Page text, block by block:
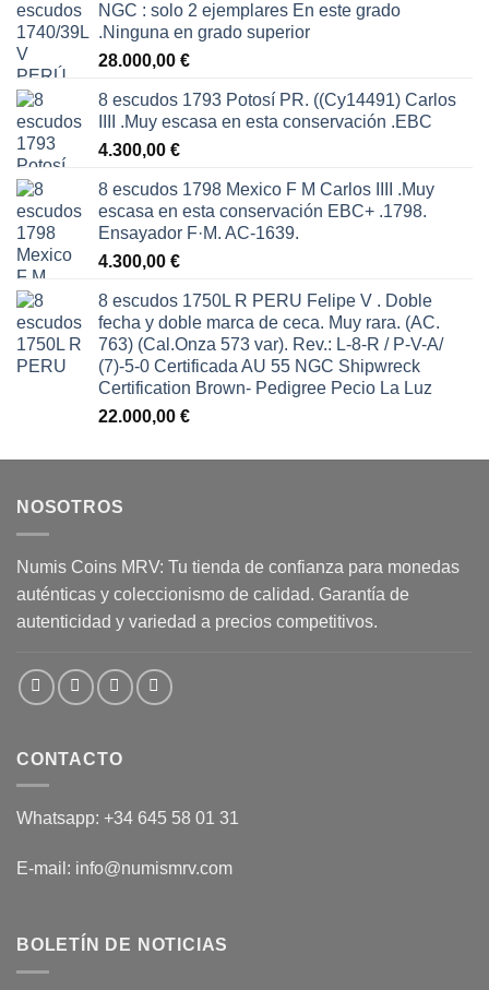
NGC : solo 2 ejemplares En este grado
.Ninguna en grado superior
28.000,00 €
8 escudos 1793 Potosí PR. ((Cy14491) Carlos
IIII .Muy escasa en esta conservación .EBC
4.300,00 €
8 escudos 1798 Mexico F M Carlos IIII .Muy
escasa en esta conservación EBC+ .1798.
Ensayador F·M. AC-1639.
4.300,00 €
8 escudos 1750L R PERU Felipe V . Doble
fecha y doble marca de ceca. Muy rara. (AC.
763) (Cal.Onza 573 var). Rev.: L-8-R / P-V-A/
(7)-5-0 Certificada AU 55 NGC Shipwreck
Certification Brown- Pedigree Pecio La Luz
22.000,00 €
NOSOTROS
Numis Coins MRV: Tu tienda de confianza para monedas
auténticas y coleccionismo de calidad. Garantía de
autenticidad y variedad a precios competitivos.
CONTACTO
Whatsapp: +34 645 58 01 31
E-mail: info@numismrv.com
BOLETÍN DE NOTICIAS